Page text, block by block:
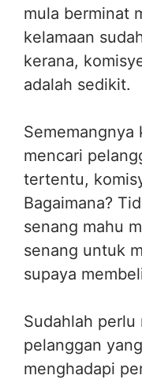
mula berminat
kelamaan
kerana,
adalah sedikit.
mencari
tertentu,
Bagaimana?
senang mahu
senang untuk
supaya
Sudahlah perlu
pelanggan
menghadapi